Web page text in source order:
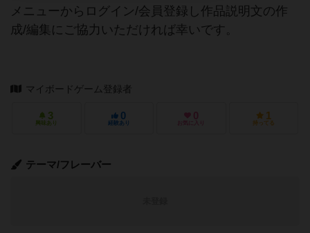
メニューからログイン/会員登録し作品説明文の作
成/編集にご協力いただければ幸いです。
マイボードゲーム登録者
3
興味あり
0
経験あり
0
お気に入り
1
持ってる
テーマ/フレーバー